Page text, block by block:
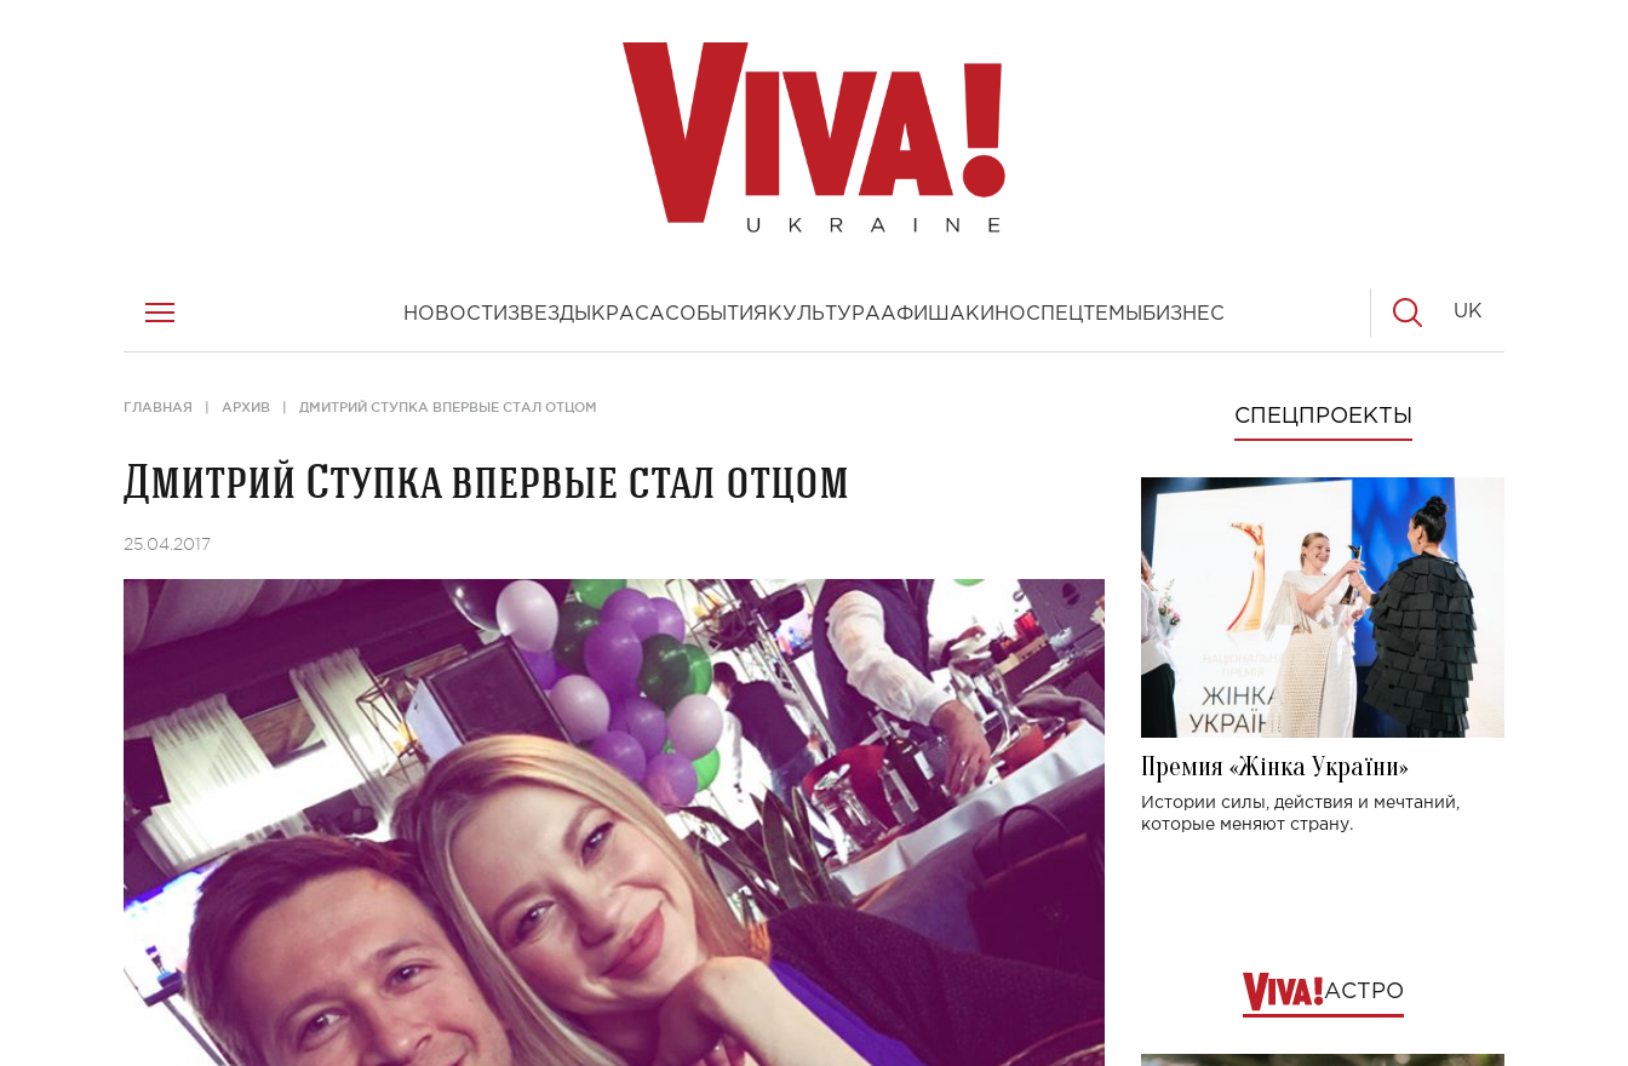
НОВОСТИ ЗВЕЗДЫ КРАСАСОБЫТИЯ КУЛЬТУРААФИША КИНОСПЕЦТЕМЫ БИЗНЕС UK
ГЛАВНАЯ АРХИВ ДМИТРИЙ СТУПКА ВПЕРВЫЕ СТАЛ ОТЦОМ
Дмитрий Ступка впервые стал отцом
25.04.2017
СПЕЦПРОЕКТЫ
Премия «Жінка України»
Истории силы, действия и мечтаний,
которые меняют страну.
АСТРО